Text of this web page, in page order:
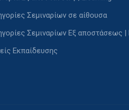
Σεμιναρίων σε αίθουσα
Σεμιναρίων Εξ αποστάσεως |
Εκπαίδευσης